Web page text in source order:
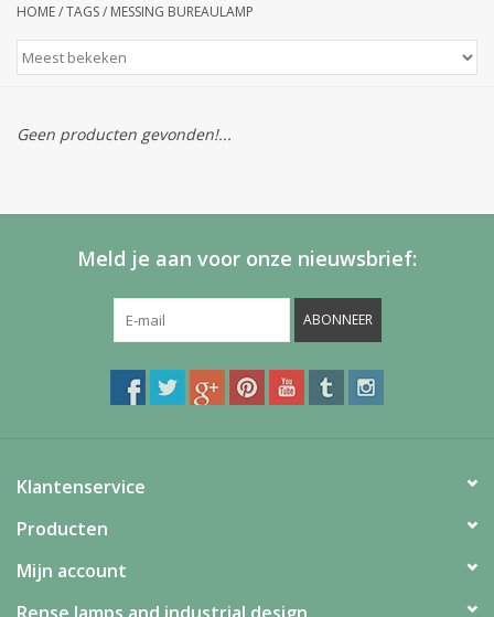
HOME/TAGS/ MESSING BUREAULAMP
Geen producten gevonden!...
Meld je aan voor onze nieuwsbrief:
ABONNEER
Klantenservice
Producten
Mijn account